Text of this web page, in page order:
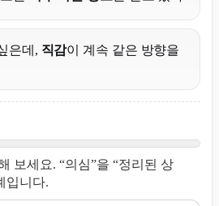
은데, 직감이 계속 같은 방향을
보세요. “의심”을 “정리된 상
입니다.